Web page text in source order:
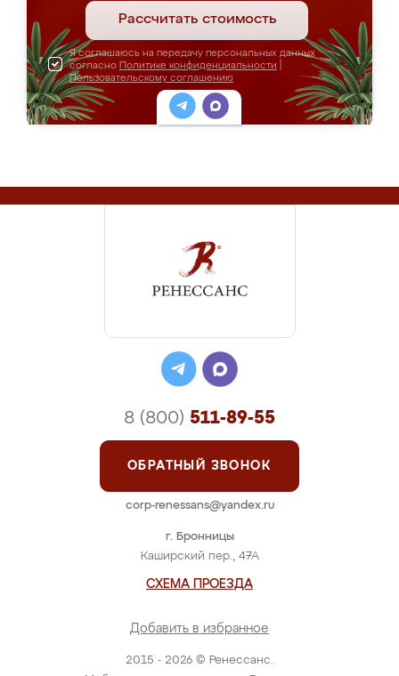
Рассчитать стоимость
Я соглашаюсь на передачу персональных данных
согласно Политике конфиденциальности
Пользовательскому соглашению
2015 - 2026 © Ренессанс.
г. Бронницы
Каширский пер., 47А
СХЕМА ПРОЕЗДА
Добавить в избранное
8 (800) 511-89-55
ОБРАТНЫЙ ЗВОНОК
corp-renessans@yandex.ru